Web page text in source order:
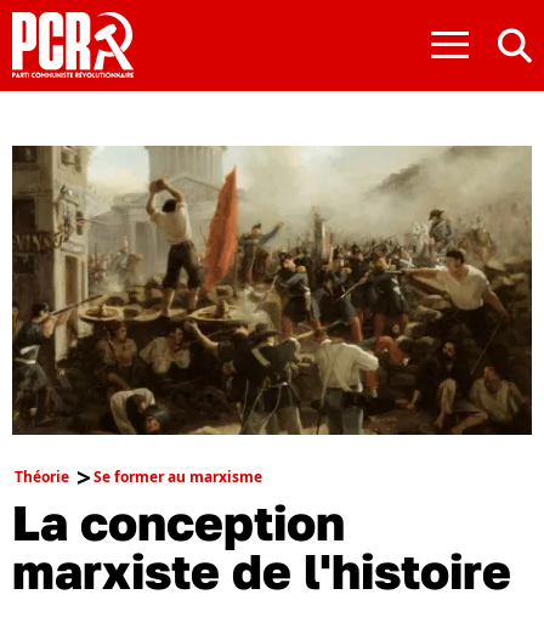
≡
Théorie Se former au marxisme
La conception
marxiste de l'histoire